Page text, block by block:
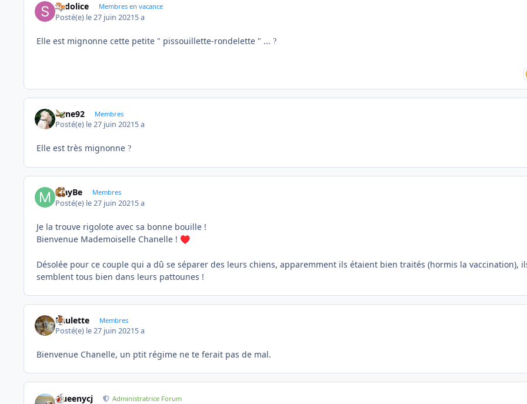
Sydolice Membres en vacance
Posté(e) le 27 juin 20215 a
Elle est mignonne cette petite " pissouillette-rondelette " ... ?
anne92 Membres
Posté(e) le 27 juin 20215 a
Elle est très mignonne ?
MayBe Membres
Posté(e) le 27 juin 20215 a
Je la trouve rigolote avec sa bonne bouille !
Bienvenue Mademoiselle Chanelle ! ♥️
Désolée pour ce couple qui a dû se séparer des leurs chiens, apparemment ils étaient bien traités (hormis la vaccination),
semblent tous bien dans leurs pattounes !
Paulette Membres
Posté(e) le 27 juin 20215 a
Bienvenue Chanelle, un ptit régime ne te ferait pas de mal.
Queenycj Administratrice Forum